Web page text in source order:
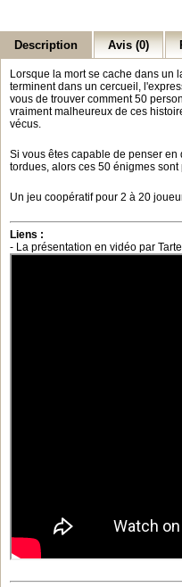
Description Avis (0)
Lorsque la mort se cache dans un
terminent dans un cercueil,
vous de trouver comment 50
vraiment malheureux de ces
vécus.
Si vous êtes capable de penser
tordues, alors ces 50 énigmes sont
Un jeu coopératif pour 2 à 20
Liens :
- La présentation en vidéo par